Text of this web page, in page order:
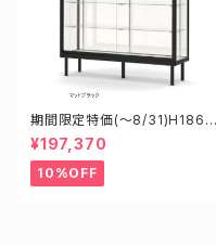
期間限定特価(～8/31)H1860
8B W1800D6000H1800mm
新型業務用ガラスケース ショー
ケース
¥197,370
10%OFF